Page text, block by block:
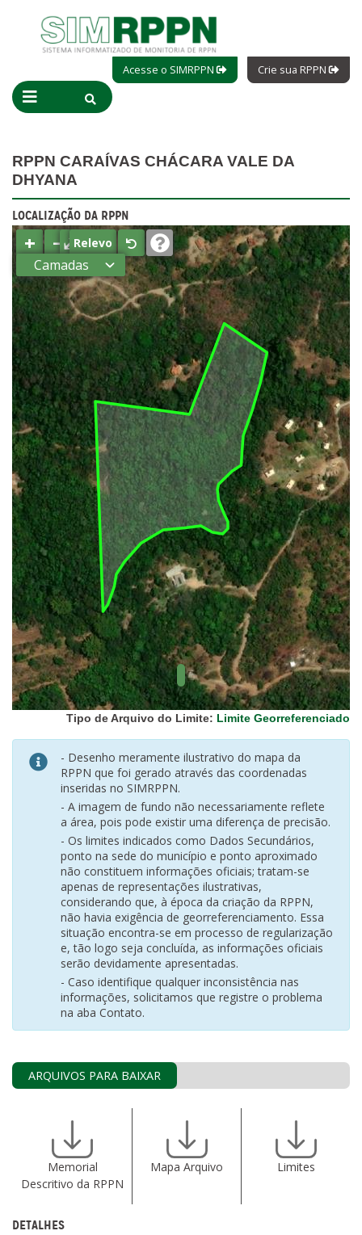
Acesse o SIMRPPN Crie sua RPPN
RPPN CARAÍVAS CHÁCARA VALE DA
DHYANA
LOCALIZAÇÃO DA RPPN
+ −⤢Relevo
Camadas
Estados
Municípios
Terras
indígenas
(FUNAI)
UC Federal
UC Estaduais
UC
Municipais
Hidrografia
1:1.000.000
(ANA)
Biomas
(IBGE)
Vegetação
(IBGE)
Rodovias
(IBGE)
Relevo
(IBGE)
Tipo de Arquivo do Limite: Limite Georreferenciado
- Desenho meramente ilustrativo do mapa da
RPPN que foi gerado através das coordenadas
inseridas no SIMRPPN.
- A imagem de fundo não necessariamente reflete
a área, pois pode existir uma diferença de precisão.
- Os limites indicados como Dados Secundários,
ponto na sede do município e ponto aproximado
não constituem informações oficiais; tratam-se
apenas de representações ilustrativas,
considerando que, à época da criação da RPPN,
não havia exigência de georreferenciamento. Essa
situação encontra-se em processo de regularização
e, tão logo seja concluída, as informações oficiais
serão devidamente apresentadas.
- Caso identifique qualquer inconsistência nas
informações, solicitamos que registre o problema
na aba Contato.
ARQUIVOS PARA BAIXAR
Memorial
Descritivo da RPPN
Mapa Arquivo Limites
DETALHES